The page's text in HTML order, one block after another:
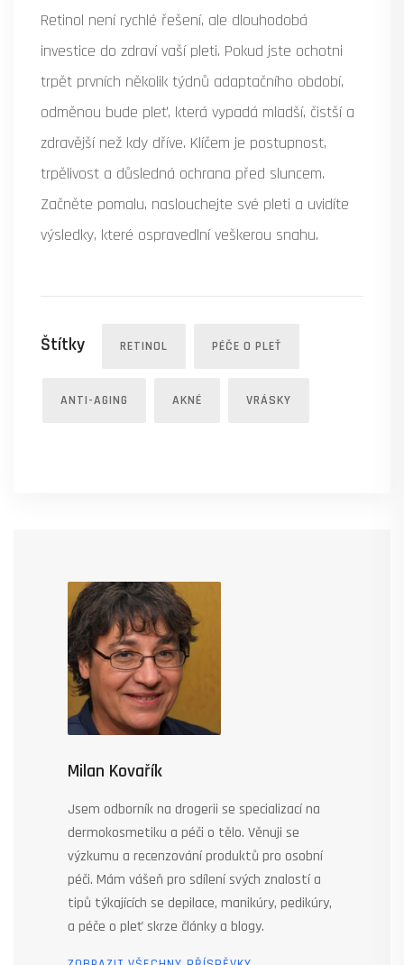
Retinol není rychlé řešení, ale dlouhodobá
investice do zdraví vaší pleti. Pokud jste ochotni
trpět prvních několik týdnů adaptačního období,
odměnou bude pleť, která vypadá mladší, čistší a
zdravější než kdy dříve. Klíčem je postupnost,
trpělivost a důsledná ochrana před sluncem.
Začněte pomalu, naslouchejte své pleti a uvidíte
výsledky, které ospravedlní veškerou snahu.
Štítky RETINOL PÉČE O PLEŤ
ANTI-AGING AKNÉ VRÁSKY
Milan Kovařík
Jsem odborník na drogerii se specializací na
dermokosmetiku a péči o tělo. Věnuji se
výzkumu a recenzování produktů pro osobní
péči. Mám vášeň pro sdílení svých znalostí a
tipů týkajících se depilace, manikúry, pedikúry,
a péče o pleť skrze články a blogy.